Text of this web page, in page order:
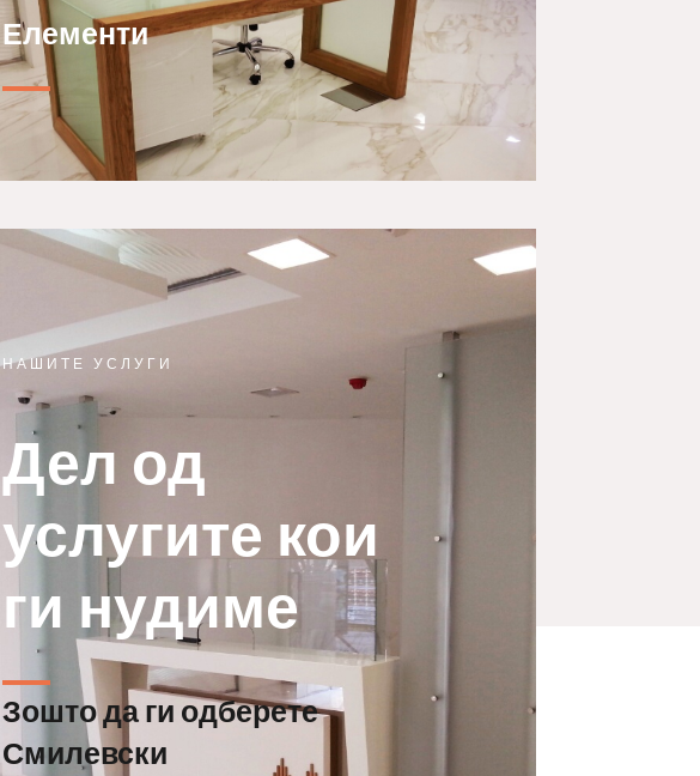
Елементи
НАШИТЕ УСЛУГИ
Дел од
услугите кои
ги нудиме
Зошто да ги одберете
Смилевски